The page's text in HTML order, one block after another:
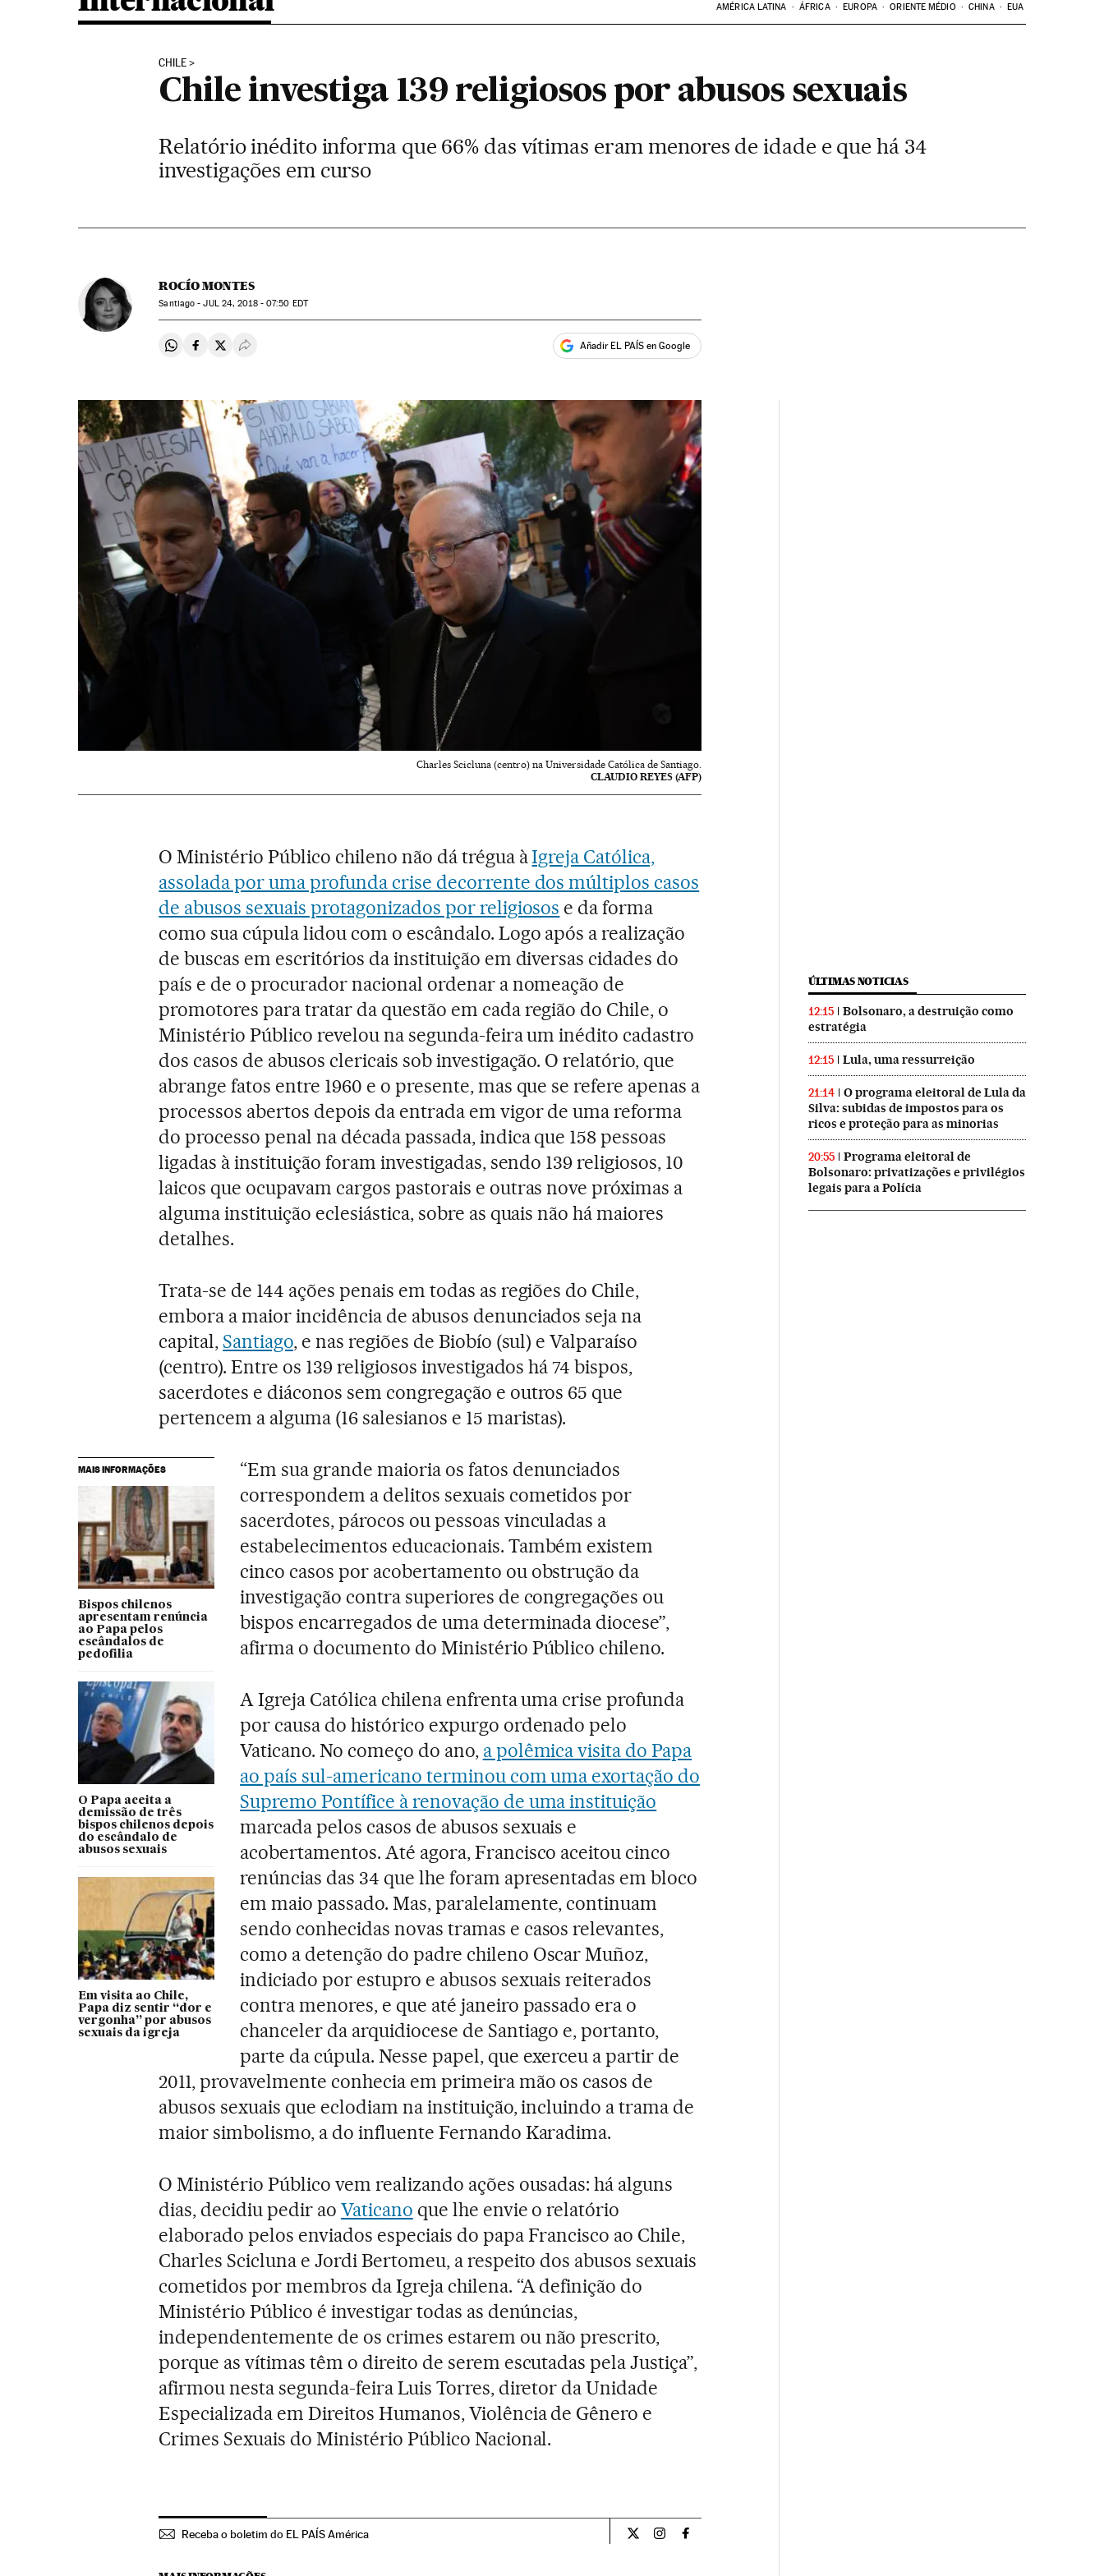
AMÉRICA LATINA ÁFRICA EUROPA ORIENTE MÉDIO CHINA EUA
CHILE
Chile investiga 139 religiosos por abusos sexuais
Relatório inédito informa que 66% das vítimas eram menores de idade e que há 34
investigações em curso
ROCÍO MONTES
Santiago -JUL24, 2018 - 07:50 EDT
Compartir en Whatsapp
Compartir en Facebook
Compartir en Twitter
Desplegar Redes Sociales Añadir EL PAÍS en Google
Charles Scicluna (centro) na Universidade Católica de Santiago.
CLAUDIO REYES (AFP)
O Ministério Público chileno não dá trégua àIgreja Católica,
assolada por uma profunda crise decorrente dos múltiplos casos
de abusos sexuais protagonizados por religiosos e da forma
como sua cúpula lidou com o escândalo. Logo após a realização
de buscas em escritórios da instituição em diversas cidades do
país e de o procurador nacional ordenar a nomeação de
promotores para tratar da questão em cada região do Chile, o
Ministério Público revelou na segunda-feira um inédito cadastro
dos casos de abusos clericais sob investigação. O relatório, que
abrange fatos entre 1960 e o presente, mas que se refere apenas a
processos abertos depois da entrada em vigor de uma reforma
do processo penal na década passada, indica que 158 pessoas
ligadas à instituição foram investigadas, sendo 139 religiosos, 10
laicos que ocupavam cargos pastorais e outras nove próximas a
alguma instituição eclesiástica, sobre as quais não há maiores
detalhes.
Trata-se de 144 ações penais em todas as regiões do Chile,
embora a maior incidência de abusos denunciados seja na
capital, Santiago, e nas regiões de Biobío (sul) e Valparaíso
(centro). Entre os 139 religiosos investigados há 74 bispos,
sacerdotes e diáconos sem congregação e outros 65 que
pertencem a alguma (16 salesianos e 15 maristas).
MAIS INFORMAÇÕES
Bispos chilenos
apresentam renúncia
ao Papa pelos
escândalos de
pedofilia
O Papa aceita a
demissão de três
bispos chilenos depois
do escândalo de
abusos sexuais
Em visita ao Chile,
Papa diz sentir “dor e
vergonha” por abusos
sexuais da igreja
“Em sua grande maioria os fatos denunciados
correspondem a delitos sexuais cometidos por
sacerdotes, párocos ou pessoas vinculadas a
estabelecimentos educacionais. Também existem
cinco casos por acobertamento ou obstrução da
investigação contra superiores de congregações ou
bispos encarregados de uma determinada diocese”,
afirma o documento do Ministério Público chileno.
A Igreja Católica chilena enfrenta uma crise profunda
por causa do histórico expurgo ordenado pelo
Vaticano. No começo do ano, a polêmica visita do Papa
ao país sul-americano terminou com uma exortação do
Supremo Pontífice à renovação de uma instituição
marcada pelos casos de abusos sexuais e
acobertamentos. Até agora, Francisco aceitou cinco
renúncias das 34 que lhe foram apresentadas em bloco
em maio passado. Mas, paralelamente, continuam
sendo conhecidas novas tramas e casos relevantes,
como a detenção do padre chileno Oscar Muñoz,
indiciado por estupro e abusos sexuais reiterados
contra menores, e que até janeiro passado era o
chanceler da arquidiocese de Santiago e, portanto,
parte da cúpula. Nesse papel, que exerceu a partir de
2011, provavelmente conhecia em primeira mão os casos de
abusos sexuais que eclodiam na instituição, incluindo a trama de
maior simbolismo, a do influente Fernando Karadima.
O Ministério Público vem realizando ações ousadas: há alguns
dias, decidiu pedir ao Vaticano que lhe envie o relatório
elaborado pelos enviados especiais do papa Francisco ao Chile,
Charles Scicluna e Jordi Bertomeu, a respeito dos abusos sexuais
cometidos por membros da Igreja chilena. “A definição do
Ministério Público é investigar todas as denúncias,
independentemente de os crimes estarem ou não prescrito,
porque as vítimas têm o direito de serem escutadas pela Justiça”,
afirmou nesta segunda-feira Luis Torres, diretor da Unidade
Especializada em Direitos Humanos, Violência de Gênero e
Crimes Sexuais do Ministério Público Nacional.
Receba o boletim do EL PAÍS América Internacional El País Brasil en Twitter
Internacional El País Brasil en Instagram
Internacional El País Brasil en Facebook
ÚLTIMAS NOTICIAS
12:15
Bolsonaro, a destruição como
estratégia
12:15 Lula, uma ressurreição
21:14
O programa eleitoral de Lula da
Silva: subidas de impostos para os
ricos e proteção para as minorias
20:55
Programa eleitoral de
Bolsonaro: privatizações e privilégios
legais para a Polícia